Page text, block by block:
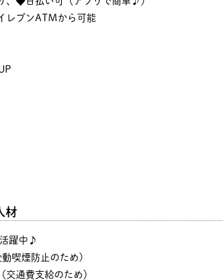
レブンATMから可能
材
躍中♪
喫煙防止のため)
通費支給のため）